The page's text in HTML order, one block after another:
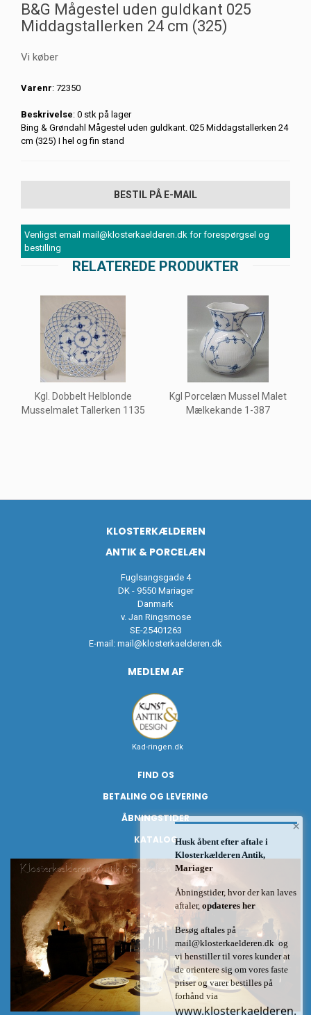
B&G Mågestel uden guldkant 025
Middagstallerken 24 cm (325)
Vi køber
Varenr: 72350
Beskrivelse: 0 stk på lager
Bing & Grøndahl Mågestel uden guldkant. 025 Middagstallerken 24
cm (325) I hel og fin stand
BESTIL PÅ E-MAIL
Venligst email mail@klosterkaelderen.dk for forespørgsel og
bestilling
RELATEREDE PRODUKTER
Kgl. Dobbelt Helblonde
Musselmalet Tallerken 1135
Kgl Porcelæn Mussel Malet
Mælkekande 1-387
KLOSTERKÆLDEREN
ANTIK & PORCELÆN
Fuglsangsgade 4
DK - 9550 Mariager
Danmark
v. Jan Ringsmose
SE-25401263
E-mail: mail@klosterkaelderen.dk
MEDLEM AF
Kad-ringen.dk
FIND OS
BETALING OG LEVERING
ÅBNINGSTIDER
KATALOG
×
Husk åbent efter aftale i
Klosterkælderen Antik,
Mariager
Åbningstider, hvor der kan laves
aftaler, opdateres her
Besøg aftales på
mail@klosterkaelderen.dk og
vi henstiller til vores kunder at
de orientere sig om vores faste
priser og varer bestilles på
forhånd via
www.klosterkaelderen.